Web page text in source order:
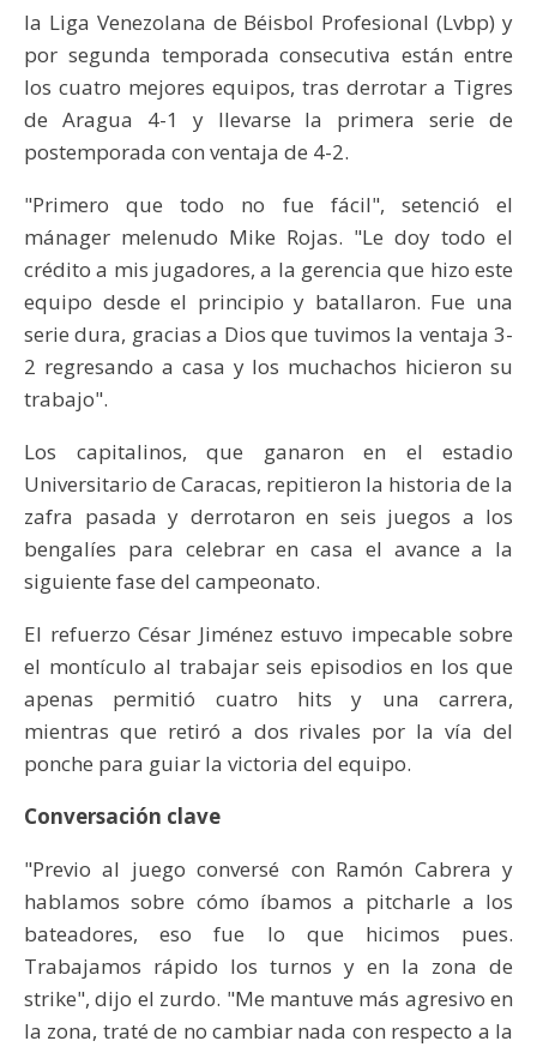
la Liga Venezolana de Béisbol Profesional (Lvbp) y
por segunda temporada consecutiva están entre
los cuatro mejores equipos, tras derrotar a Tigres
de Aragua 4-1 y llevarse la primera serie de
postemporada con ventaja de 4-2.
"Primero que todo no fue fácil", setenció el
mánager melenudo Mike Rojas. "Le doy todo el
crédito a mis jugadores, a la gerencia que hizo este
equipo desde el principio y batallaron. Fue una
serie dura, gracias a Dios que tuvimos la ventaja 3-
2 regresando a casa y los muchachos hicieron su
trabajo".
Los capitalinos, que ganaron en el estadio
Universitario de Caracas, repitieron la historia de la
zafra pasada y derrotaron en seis juegos a los
bengalíes para celebrar en casa el avance a la
siguiente fase del campeonato.
El refuerzo César Jiménez estuvo impecable sobre
el montículo al trabajar seis episodios en los que
apenas permitió cuatro hits y una carrera,
mientras que retiró a dos rivales por la vía del
ponche para guiar la victoria del equipo.
Conversación clave
"Previo al juego conversé con Ramón Cabrera y
hablamos sobre cómo íbamos a pitcharle a los
bateadores, eso fue lo que hicimos pues.
Trabajamos rápido los turnos y en la zona de
strike", dijo el zurdo. "Me mantuve más agresivo en
la zona, traté de no cambiar nada con respecto a la